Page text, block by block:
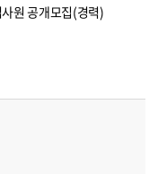
원 공개모집(경력)